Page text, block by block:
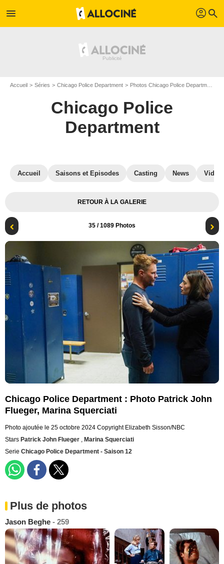
menu profil search
Accueil Séries Chicago Police Department Photos Chicago Police Department
Chicago Police
Department
Accueil Saisons et Episodes Casting News
RETOUR À LA GALERIE
35 / 1089 Photos
Chicago Police Department : Photo Patrick John
Flueger, Marina Squerciati
Photo ajoutée le 25 octobre 2024 Copyright Elizabeth Sisson/NBC
Stars Patrick John Flueger , Marina Squerciati
Serie Chicago Police Department - Saison 12
Plus de photos
Jason Beghe - 259